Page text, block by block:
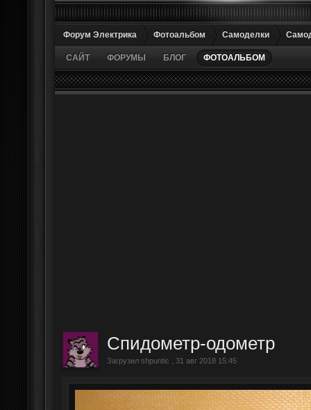
Форум Электрика Фотоальбом Самоделки
САЙТ ФОРУМЫ БЛОГ ФОТОАЛЬБОМ
Спидометр-одометр
Загрузил shpuntic , 31 авг 2018 15:45